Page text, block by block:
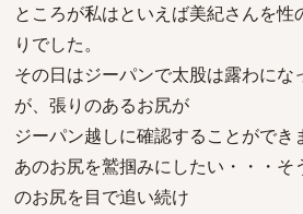
ところが私はといえば美紀さんを
りでした。
その日はジーパンで太股は露わにな
が、張りのあるお尻が
ジーパン越しに確認することができ
あのお尻を鷲掴みにしたい・・・そ
のお尻を目で追い続け